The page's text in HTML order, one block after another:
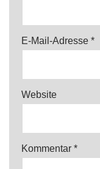
E-Mail-Adresse *
Website
Kommentar *